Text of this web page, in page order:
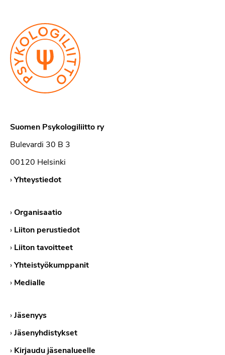
Suomen Psykologiliitto ry
Bulevardi 30 B 3
00120 Helsinki
›Yhteystiedot
›Organisaatio
› Liiton perustiedot
› Liiton tavoitteet
›Yhteistyökumppanit
› Medialle
›Jäsenyys
›Jäsenyhdistykset
› Kirjaudu jäsenalueelle